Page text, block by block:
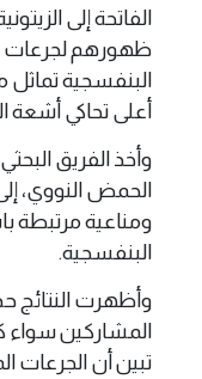
الفاتحة إلى
ظهورهم
البنفسجية
أعلى تحاكي أشعة
وأخذ الفريق
الحمض النووي،
ومناعية مرتبطة
البنفسجية.
وأظهرت
المشاركين سواء
تبين أن الجرعات